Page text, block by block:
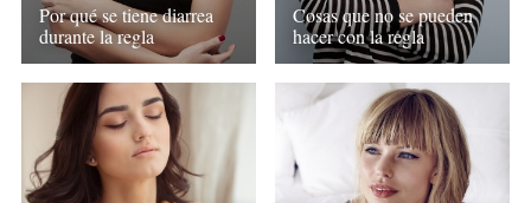
Por qué se tiene diarrea
durante la regla
Cosas que no se pueden
hacer con la regla